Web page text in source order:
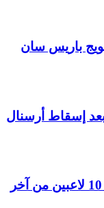
باريس سان
إسقاط أرسنال
باريس سان جيرمان يحافظ على 10 لاعبين من آخر